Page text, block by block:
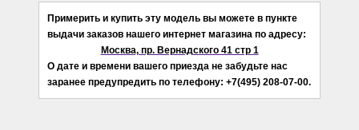
Примерить и купить эту модель вы можете в пункте
выдачи заказов нашего интернет магазина по адресу:
Москва, пр. Вернадского 41 стр 1
О дате и времени вашего приезда не забудьте нас
заранее предупредить по телефону: +7(495) 208-07-00.